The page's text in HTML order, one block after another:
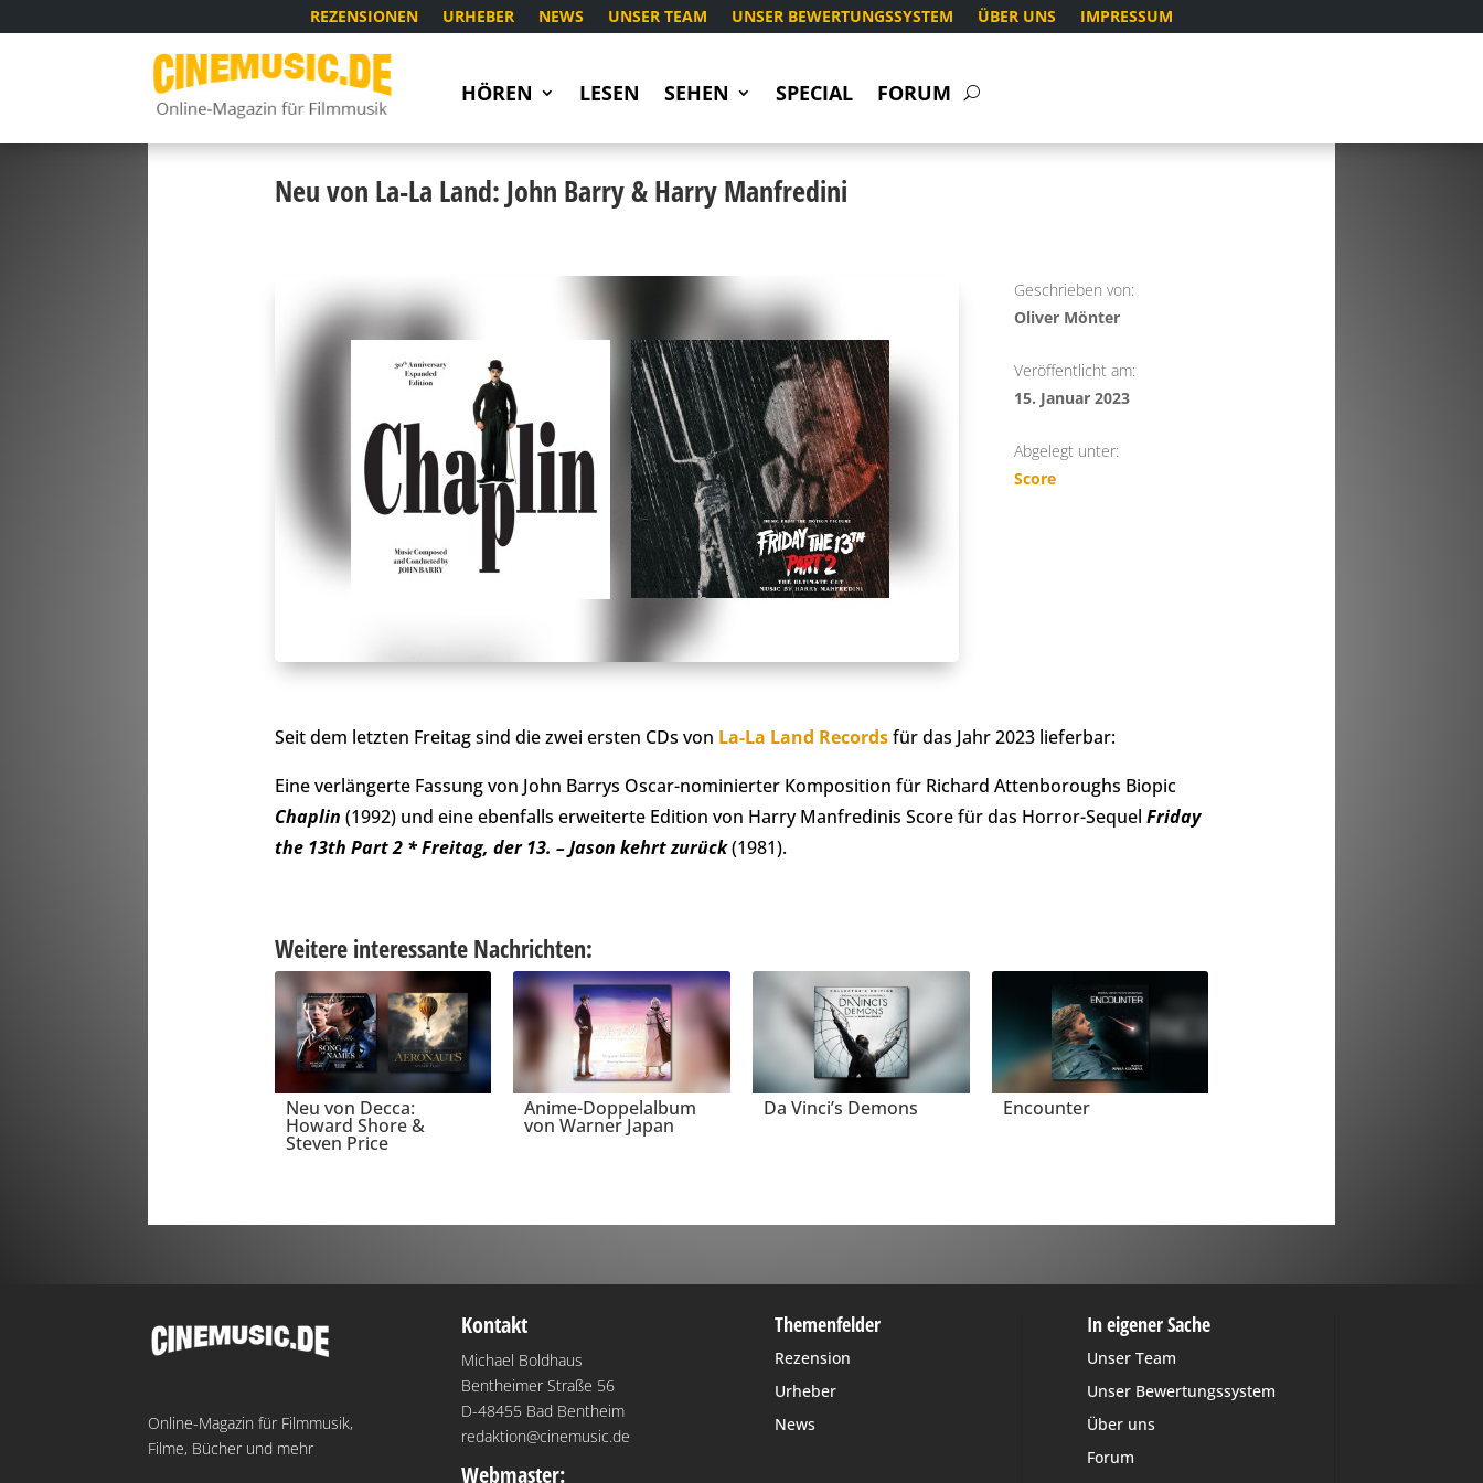
REZENSIONEN URHEBER NEWS UNSER TEAM UNSER BEWERTUNGSSYSTEM ÜBER UNS IMPRESSUM
HÖREN LESEN SEHEN SPECIAL FORUM
Neu von La-La Land: John Barry & Harry Manfredini
Geschrieben von:
Oliver Mönter
Veröffentlicht am:
15. Januar 2023
Abgelegt unter:
Score
Seit dem letzten Freitag sind die zwei ersten CDs von La-La Land Recordsfür das Jahr 2023 lieferbar:
Eine verlängerte Fassung von John Barrys Oscar-nominierter Komposition für Richard Attenboroughs Biopic
Chaplin (1992) und eine ebenfalls erweiterte Edition von Harry Manfredinis Score für das Horror-Sequel Friday
the 13th Part 2 * Freitag, der 13. – Jason kehrt zurück(1981).
Weitere interessante Nachrichten:
Neu von Decca:
Howard Shore &
Steven Price
Anime-Doppelalbum
von Warner Japan
Da Vinci’s Demons Encounter
Online-Magazin für Filmmusik,
Filme, Bücher und mehr
Kontakt
Michael Boldhaus
Bentheimer Straße 56
D-48455 Bad Bentheim
redaktion@cinemusic.de
Webmaster:
Themenfelder
Rezension
Urheber
News
In eigener Sache
Unser Team
Unser Bewertungssystem
Über uns
Forum